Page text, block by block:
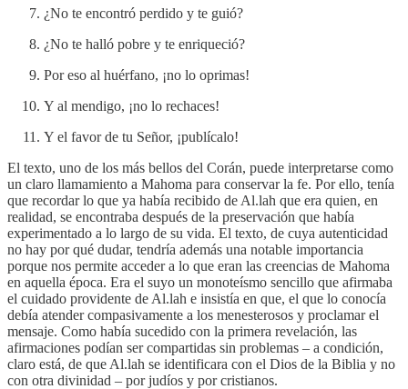
¿No te encontró perdido y te guió?
¿No te halló pobre y te enriqueció?
Por eso al huérfano, ¡no lo oprimas!
Y al mendigo, ¡no lo rechaces!
Y el favor de tu Señor, ¡publícalo!
El texto, uno de los más bellos del Corán, puede interpretarse como
un claro llamamiento a Mahoma para conservar la fe. Por ello, tenía
que recordar lo que ya había recibido de Al.lah que era quien, en
realidad, se encontraba después de la preservación que había
experimentado a lo largo de su vida. El texto, de cuya autenticidad
no hay por qué dudar, tendría además una notable importancia
porque nos permite acceder a lo que eran las creencias de Mahoma
en aquella época. Era el suyo un monoteísmo sencillo que afirmaba
el cuidado providente de Al.lah e insistía en que, el que lo conocía
debía atender compasivamente a los menesterosos y proclamar el
mensaje. Como había sucedido con la primera revelación, las
afirmaciones podían ser compartidas sin problemas – a condición,
claro está, de que Al.lah se identificara con el Dios de la Biblia y no
con otra divinidad – por judíos y por cristianos.